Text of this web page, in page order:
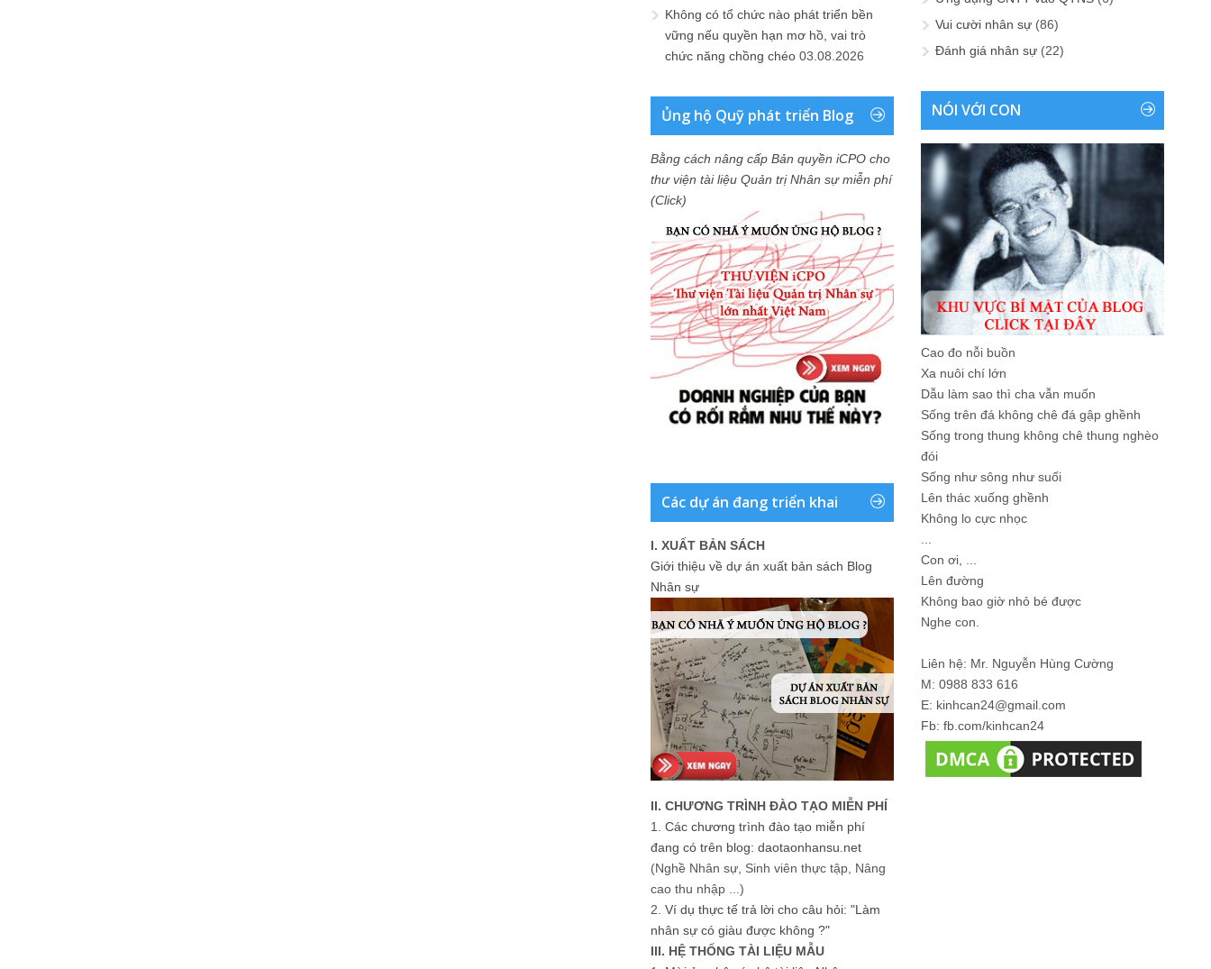
Không có tổ chức nào phát triển bền
vững nếu quyền hạn mơ hồ, vai trò
chức năng chồng chéo 03.08.2026
Ủng hộ Quỹ phát triển Blog
Bằng cách nâng cấp Bản quyền iCPO cho
thư viện tài liệu Quản trị Nhân sự miễn phí
(Click)
Các dự án đang triển khai
I. XUẤT BẢN SÁCH
Giới thiệu về dự án xuất bản sách Blog
Nhân sự
II. CHƯƠNG TRÌNH ĐÀO TẠO MIỄN PHÍ
1. Các chương trình đào tạo miễn phí
đang có trên blog: daotaonhansu.net
(Nghề Nhân sự, Sinh viên thực tập, Nâng
cao thu nhập ...)
2. Ví dụ thực tế trả lời cho câu hỏi: "Làm
nhân sự có giàu được không ?"
III. HỆ THỐNG TÀI LIỆU MẪU
Vui cười nhân sự (86)
Đánh giá nhân sự (22)
NÓI VỚI CON
Cao đo nỗi buồn
Xa nuôi chí lớn
Dẫu làm sao thì cha vẫn muốn
Sống trên đá không chê đá gập ghềnh
Sống trong thung không chê thung nghèo
đói
Sống như sông như suối
Lên thác xuống ghềnh
Không lo cực nhọc
Con ơi, ...
Lên đường
Không bao giờ nhỏ bé được
Nghe con.
Liên hệ: Mr. Nguyễn Hùng Cường
M: 0988 833 616
E: kinhcan24@gmail.com
Fb: fb.com/kinhcan24